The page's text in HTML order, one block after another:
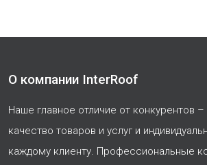
О компании InterRoof
Наше главное отличие от конкурентов
качество товаров и услуг и
каждому клиенту. Профессиональные